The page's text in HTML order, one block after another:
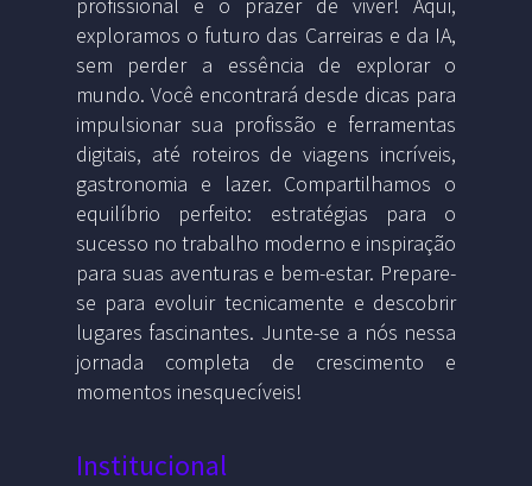
profissional e o prazer de viver! Aqui,
exploramos o futuro das Carreiras e da IA,
sem perder a essência de explorar o
mundo. Você encontrará desde dicas para
impulsionar sua profissão e ferramentas
digitais, até roteiros de viagens incríveis,
gastronomia e lazer. Compartilhamos o
equilíbrio perfeito: estratégias para o
sucesso no trabalho moderno e inspiração
para suas aventuras e bem-estar. Prepare-
se para evoluir tecnicamente e descobrir
lugares fascinantes. Junte-se a nós nessa
jornada completa de crescimento e
momentos inesquecíveis!
Institucional